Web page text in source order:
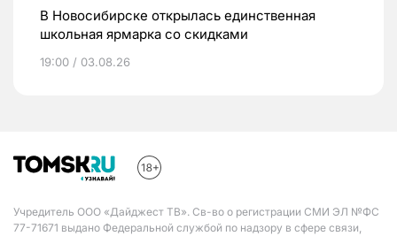
В Новосибирске открылась единственная
школьная ярмарка со скидками
19:00 / 03.08.26
Учредитель ООО «Дайджест ТВ». Св-во о регистрации СМИ ЭЛ №ФС
77-71671 выдано Федеральной службой по надзору в сфере связи,